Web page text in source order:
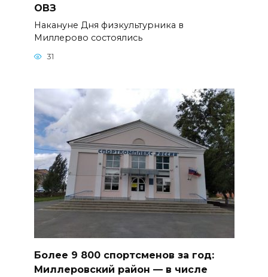
ОВЗ
Накануне Дня физкультурника в
Миллерово состоялись
31
Более 9 800 спортсменов за год:
Миллеровский район — в числе